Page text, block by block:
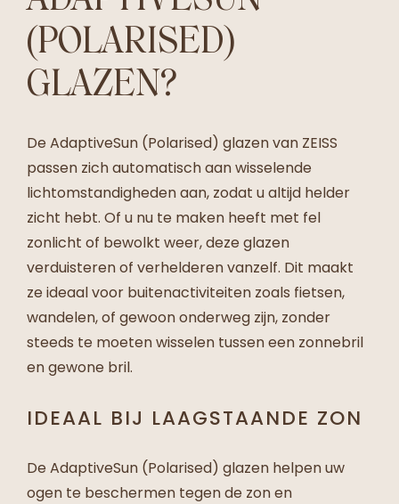
(POLARISED)
GLAZEN?
De AdaptiveSun (Polarised) glazen van ZEISS
passen zich automatisch aan wisselende
lichtomstandigheden aan, zodat u altijd helder
zicht hebt. Of u nu te maken heeft met fel
zonlicht of bewolkt weer, deze glazen
verduisteren of verhelderen vanzelf. Dit maakt
ze ideaal voor buitenactiviteiten zoals fietsen,
wandelen, of gewoon onderweg zijn, zonder
steeds te moeten wisselen tussen een zonnebril
en gewone bril.
IDEAAL BIJ LAAGSTAANDE ZON
De AdaptiveSun (Polarised) glazen helpen uw
ogen te beschermen tegen de zon en